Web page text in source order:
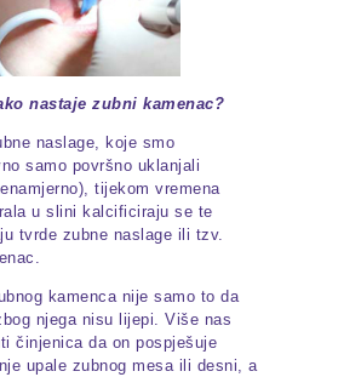
nastaje zubni kamenac?
naslage, koje smo
samo površno uklanjali
tijekom vremena
u slini kalcificiraju se te
tvrde zubne naslage ili tzv.
kamenca nije samo to da
njega nisu lijepi. Više nas
činjenica da on pospješuje
upale zubnog mesa ili desni, a